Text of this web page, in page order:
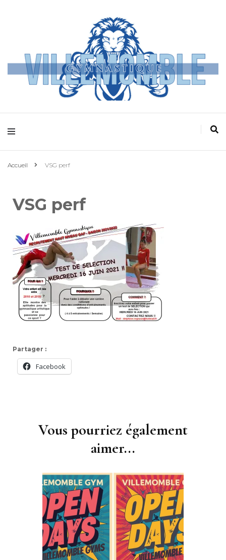
Villemomble
Gymnastique
Accueil VSG perf
VSG perf
Partager :
Facebook
Vous pourriez également
aimer...